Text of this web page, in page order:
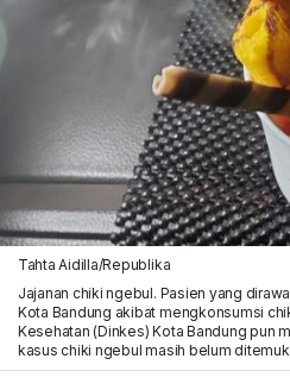
Tahta Aidilla/Republika
Jajanan chiki ngebul. Pasien yang
Kota Bandung akibat mengkonsumsi
Kesehatan (Dinkes) Kota Bandung pun
kasus chiki ngebul masih belum